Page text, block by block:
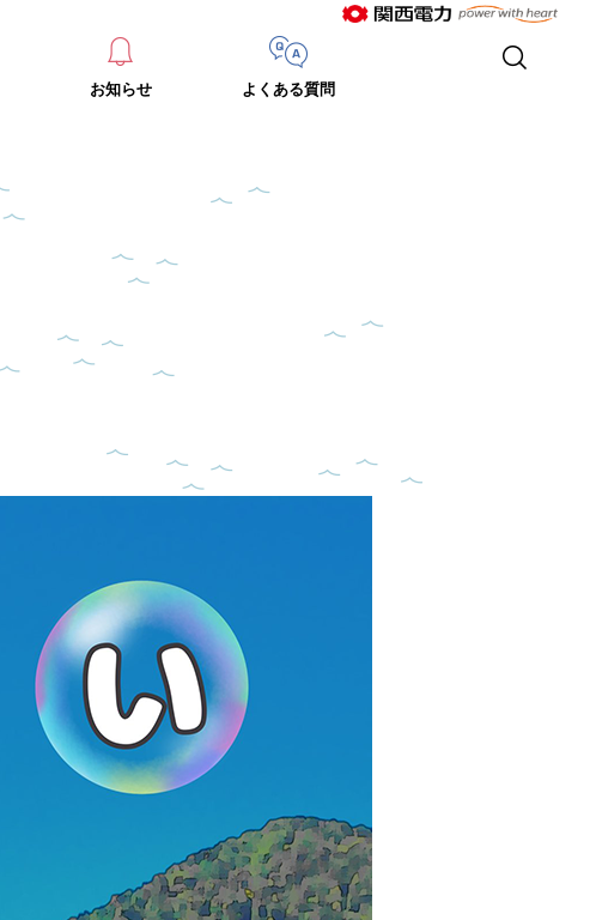
お知らせ よくある質問